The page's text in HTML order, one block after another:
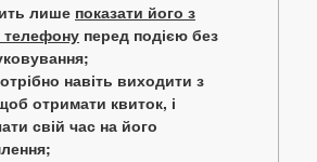
лише показати його з
телефону перед подією без
навіть виходити з
отримати квиток, і
свій час на його